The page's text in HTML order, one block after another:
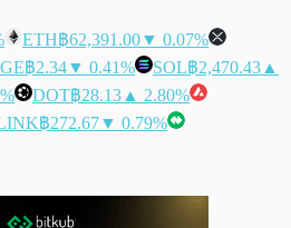
ETH฿62,391.00▼ 0.07%
฿2.34▼ 0.41% SOL฿2,470.43 ▲
DOT฿28.13 ▲ 2.80%
฿272.67▼ 0.79%